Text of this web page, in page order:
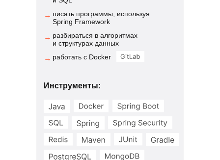
→ писать программы, используя
Spring Framework
→ разбираться в алгоритмах
и структурах данных
→ работать с Docker
Инструменты: